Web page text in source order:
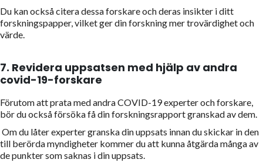
Du kan också citera dessa forskare och deras insikter i ditt
forskningspapper, vilket ger din forskning mer trovärdighet och
värde.
7. Revidera uppsatsen med hjälp av andra
covid-19-forskare
Förutom att prata med andra COVID-19 experter och forskare,
bör du också försöka få din forskningsrapport granskad av dem.
Om du låter experter granska din uppsats innan du skickar in den
till berörda myndigheter kommer du att kunna åtgärda många av
de punkter som saknas i din uppsats.